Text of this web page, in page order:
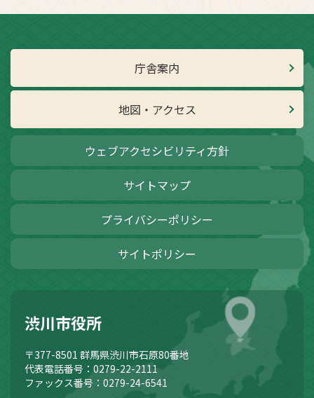
庁舎案内
地図・アクセス
ウェブアクセシビリティ方針
サイトマップ
プライバシーポリシー
サイトポリシー
渋川市役所
〒377-8501 群馬県渋川市石原80番地
代表電話番号：0279-22-2111
ファックス番号：0279-24-6541